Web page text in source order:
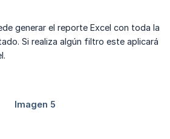
generar el reporte Excel con toda la
Si realiza algún filtro este aplicará